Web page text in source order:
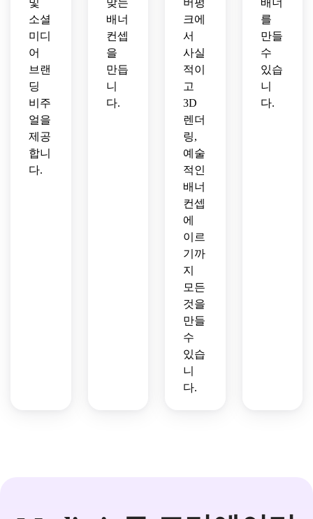
및
소셜
미디
어
브랜
딩
비주
얼을
제공
합니
다.
맞는
배너
컨셉
을
만듭
니
다.
버펑
크에
서
사실
적이
고
3D
렌더
링,
예술
적인
배너
컨셉
에
이르
기까
지
모든
것을
만들
수
있습
니
다.
배너
를
만들
수
있습
니
다.